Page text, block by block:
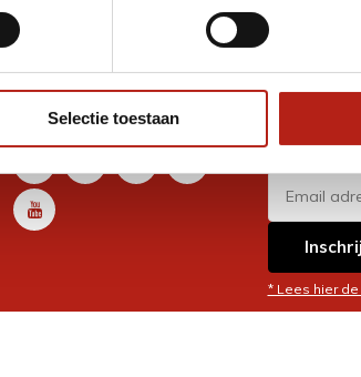
Selectie toestaan
Eenvoudig ruilen of retour
Volg ons
* Lees hier